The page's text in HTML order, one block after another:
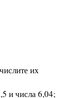
их
и числа 6,04;